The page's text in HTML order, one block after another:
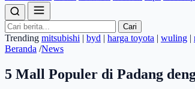
Cari
Trending mitsubishi | byd | harga toyota | wuling |
Beranda /News
5 Mall Populer di Padang